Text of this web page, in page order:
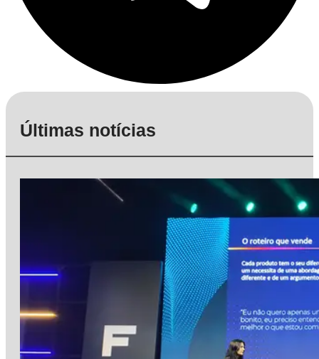
Últimas notícias